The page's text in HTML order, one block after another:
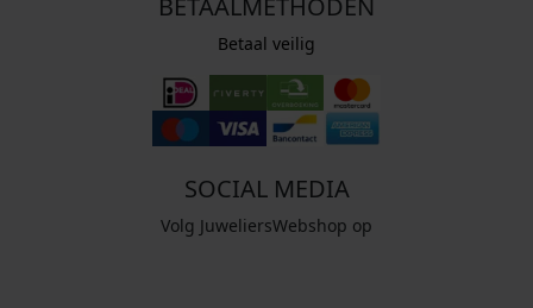
Betaal veilig
SOCIAL MEDIA
Volg JuweliersWebshop op